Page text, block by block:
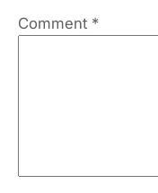
Comment *